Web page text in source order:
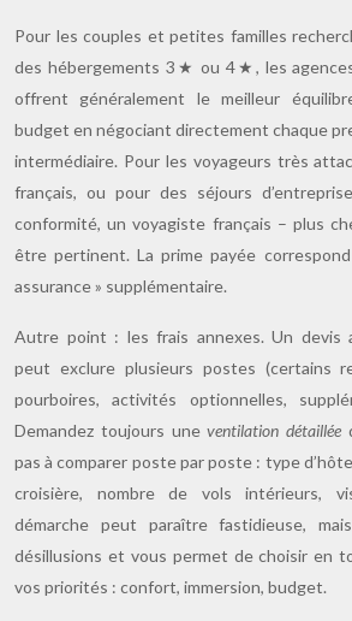
Pour les couples et petites familles
des hébergements 3★ ou 4★, les
offrent généralement le meilleur
budget en négociant directement chaque
intermédiaire. Pour les voyageurs très
français, ou pour des séjours
conformité, un voyagiste français – plus
être pertinent. La prime payée
assurance » supplémentaire.
Autre point : les frais annexes. Un devis
peut exclure plusieurs postes (certains
pourboires, activités optionnelles,
Demandez toujours uneventilation détaillée
pas à comparer poste par poste : type
croisière, nombre de vols intérieurs,
démarche peut paraître fastidieuse,
désillusions et vous permet de choisir en
vos priorités : confort, immersion, budget.